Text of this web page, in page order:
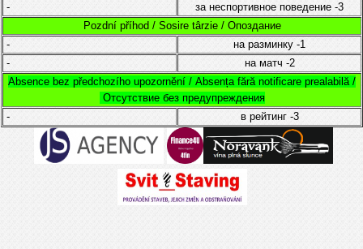
-
за неспортивное поведение -3
Pozdní příhod / Sosire târzie / Опоздание
-
на разминку -1
-
на матч -2
Absence bez předchozího upozornění / Absența fără notificare prealabilă /
Отсутствие без предупреждения
-
в рейтинг -3